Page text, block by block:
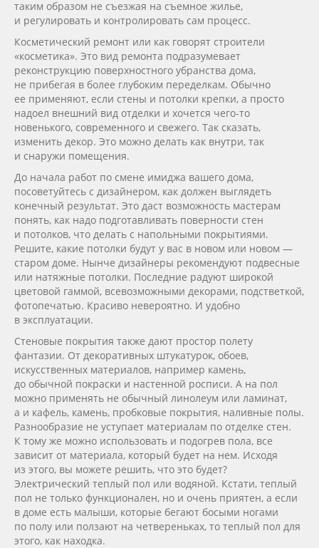
таким образом не съезжая на съемное жилье,
и регулировать и контролировать сам процесс.
Косметический ремонт или как говорят строители
«косметика». Это вид ремонта подразумевает
реконструкцию поверхностного убранства дома,
не прибегая в более глубоким переделкам. Обычно
ее применяют, если стены и потолки крепки, а просто
надоел внешний вид отделки и хочется чего-то
новенького, современного и свежего. Так сказать,
изменить декор. Это можно делать как внутри, так
и снаружи помещения.
До начала работ по смене имиджа вашего дома,
посоветуйтесь с дизайнером, как должен выглядеть
конечный результат. Это даст возможность мастерам
понять, как надо подготавливать поверности стен
и потолков, что делать с напольными покрытиями.
Решите, какие потолки будут у вас в новом или новом —
старом доме. Нынче дизайнеры рекомендуют подвесные
или натяжные потолки. Последние радуют широкой
цветовой гаммой, всевозможными декорами, подстветкой,
фотопечатью. Красиво невероятно. И удобно
в эксплуатации.
Стеновые покрытия также дают простор полету
фантазии. От декоративных штукатурок, обоев,
искусственных материалов, например камень,
до обычной покраски и настенной росписи. А на пол
можно применять не обычный линолеум или ламинат,
а и кафель, камень, пробковые покрытия, наливные полы.
Разнообразие не уступает материалам по отделке стен.
К тому же можно использовать и подогрев пола, все
зависит от материала, который будет на нем. Исходя
из этого, вы можете решить, что это будет?
Электрический теплый пол или водяной. Кстати, теплый
пол не только функционален, но и очень приятен, а если
в доме есть малыши, которые бегают босыми ногами
по полу или ползают на четвереньках, то теплый пол для
этого, как находка.